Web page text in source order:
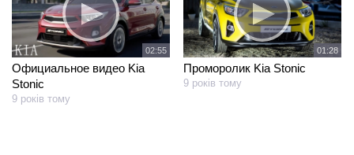
02:55
Официальное видео Kia
Stonic
9 років тому
01:28
Проморолик Kia Stonic
9 років тому